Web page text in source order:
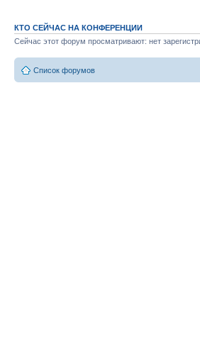
КТО СЕЙЧАС НА КОНФЕРЕНЦИИ
Сейчас этот форум просматривают: нет
Список форумов